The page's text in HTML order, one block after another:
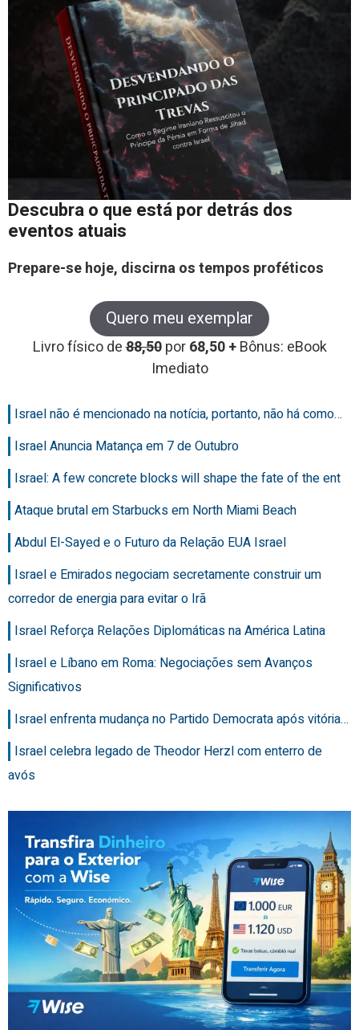
Descubra o que está por detrás dos
eventos atuais
Prepare-se hoje, discirna os tempos proféticos
Quero meu exemplar
Livro físico de88,50 por68,50 +Bônus: eBook
Imediato
Israel não é mencionado na notícia, portanto, não há como…
Israel Anuncia Matança em 7 de Outubro
Israel: A few concrete blocks will shape the fate of the ent
Ataque brutal em Starbucks em North Miami Beach
Abdul El-Sayed e o Futuro da Relação EUA Israel
Israel e Emirados negociam secretamente construir um
corredor de energia para evitar o Irã
Israel Reforça Relações Diplomáticas na América Latina
Israel e Líbano em Roma: Negociações sem Avanços
Significativos
Israel enfrenta mudança no Partido Democrata após vitória…
Israel celebra legado de Theodor Herzl com enterro de
avós